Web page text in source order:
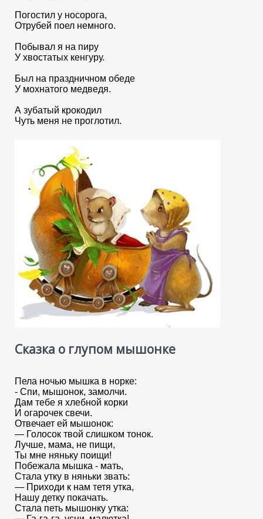
Погостил у нoсорога,
Отрубей поел немного.
Побывал я на пиру
У хвостатых кенгуру.
Был на праздничном обеде
У мохнатого медведя.
А зубатый крокодил
Чуть меня не проглотил.
Сказка о глупом мышонке
Пела ночью мышка в норке:
- Спи, мышонок, замолчи.
Дам тебе я хлебной корки
И огарочек свечи.
Отвечает ей мышонок:
— Голосок твой слишком тонок.
Лучше, мама, не пищи,
Ты мне няньку поищи!
Побежала мышка - мать,
Стала утку в няньки звать:
— Приходи к нам тетя утка,
Нашу детку покачать.
Стала петь мышонку утка: